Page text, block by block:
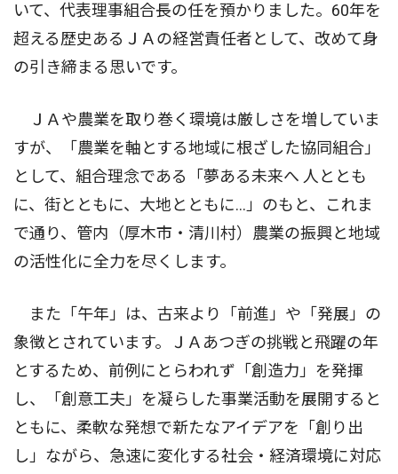
いて、代表理事組合長の任を預かりました。60年を
超える歴史あるＪＡの経営責任者として、改めて身
の引き締まる思いです。
ＪＡや農業を取り巻く環境は厳しさを増していま
すが、「農業を軸とする地域に根ざした協同組合」
として、組合理念である「夢ある未来へ 人ととも
に、街とともに、大地とともに…」のもと、これま
で通り、管内（厚木市・清川村）農業の振興と地域
の活性化に全力を尽くします。
また「午年」は、古来より「前進」や「発展」の
象徴とされています。ＪＡあつぎの挑戦と飛躍の年
とするため、前例にとらわれず「創造力」を発揮
し、「創意工夫」を凝らした事業活動を展開すると
ともに、柔軟な発想で新たなアイデアを「創り出
し」ながら、急速に変化する社会・経済環境に対応